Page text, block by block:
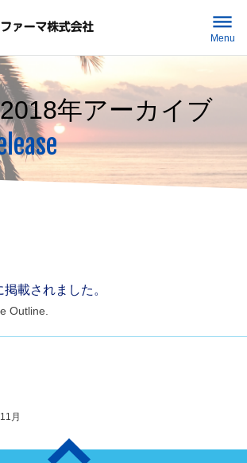
Menu
Home
About Us
R&D
ス
2018年アーカイブ
載されました。
Outline.
11月